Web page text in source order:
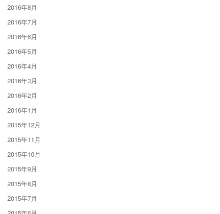
2016年8月
2016年7月
2016年6月
2016年5月
2016年4月
2016年3月
2016年2月
2016年1月
2015年12月
2015年11月
2015年10月
2015年9月
2015年8月
2015年7月